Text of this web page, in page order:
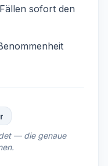
sofort den
— die genaue